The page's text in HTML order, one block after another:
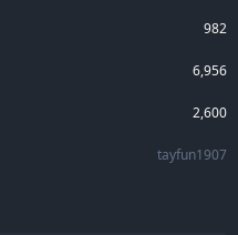
982
6,956
2,600
tayfun1907